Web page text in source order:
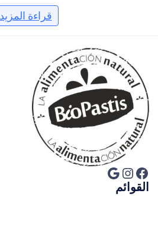
قراءة المزيد
فيسبوك إنستجرام جوجل
القوائم